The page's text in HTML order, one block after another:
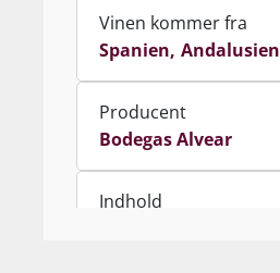
Vinen kommer fra
Spanien Andalusien
Producent
Bodegas Alvear
Indhold